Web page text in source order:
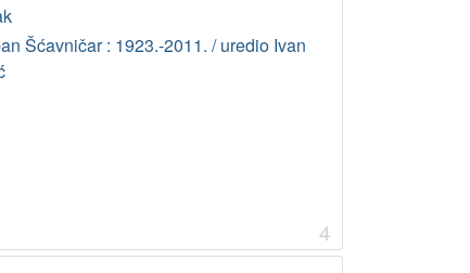
Šćavničar : 1923.-2011. / uredio Ivan
4